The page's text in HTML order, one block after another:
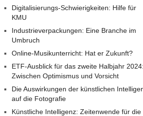
Digitalisierungs-Schwierigkeiten: Hilfe für
KMU
Industrieverpackungen: Eine Branche im
Umbruch
Online-Musikunterricht: Hat er Zukunft?
ETF-Ausblick für das zweite Halbjahr 2024:
Zwischen Optimismus und Vorsicht
Die Auswirkungen der künstlichen
auf die Fotografie
Künstliche Intelligenz: Zeitenwende für die